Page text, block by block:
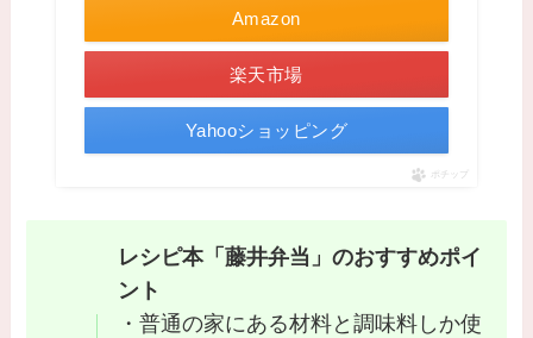
Amazon
楽天市場
Yahooショッピング
ポチップ
レシピ本「藤井弁当」のおすすめポイ
ント
・普通の家にある材料と調味料しか使